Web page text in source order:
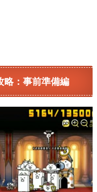
略：事前準備編